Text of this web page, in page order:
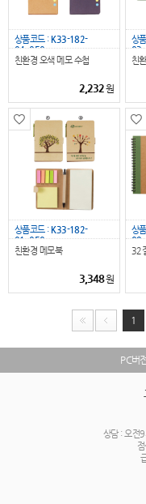
상품코드 : K33-182-
04_050
친환경 오색 메모 수첩
2,232원
상
친
상품코드 :K33-182-
01_050
친환경 메모북
3,348원
상
32
1
PC버
상담 : 오전